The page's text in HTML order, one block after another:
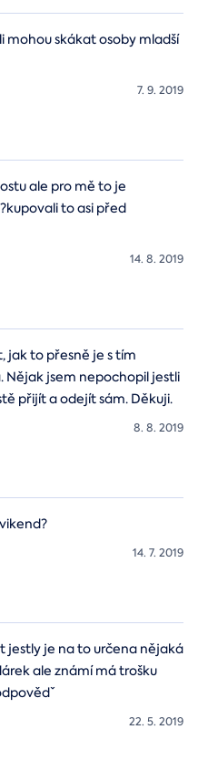
mohou skákat osoby mladší
7. 9. 2019
ale pro mě to je
to asi před
14. 8. 2019
jak to přesně je s tím
Nějak jsem nepochopil jestli
přijít a odejít sám. Děkuji.
8. 8. 2019
14. 7. 2019
jestly je na to určena nějaká
ale známí má trošku
22. 5. 2019